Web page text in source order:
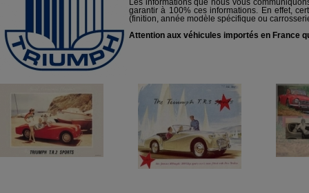
Les informations que nous vous
garantir à 100% ces informations. En effet,
(finition, année modèle spécifique ou
Attention aux véhicules importés en France